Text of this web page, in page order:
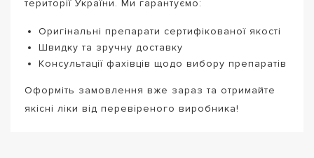
території України. Ми гарантуємо:
Оригінальні препарати сертифікованої якості
Швидку та зручну доставку
Консультації фахівців щодо вибору препаратів
Оформіть замовлення вже зараз та отримайте
якісні ліки від перевіреного виробника!